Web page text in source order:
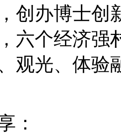
创办博士创
六个经济强
观光、体验
：